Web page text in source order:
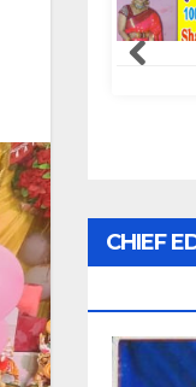
CHIEF